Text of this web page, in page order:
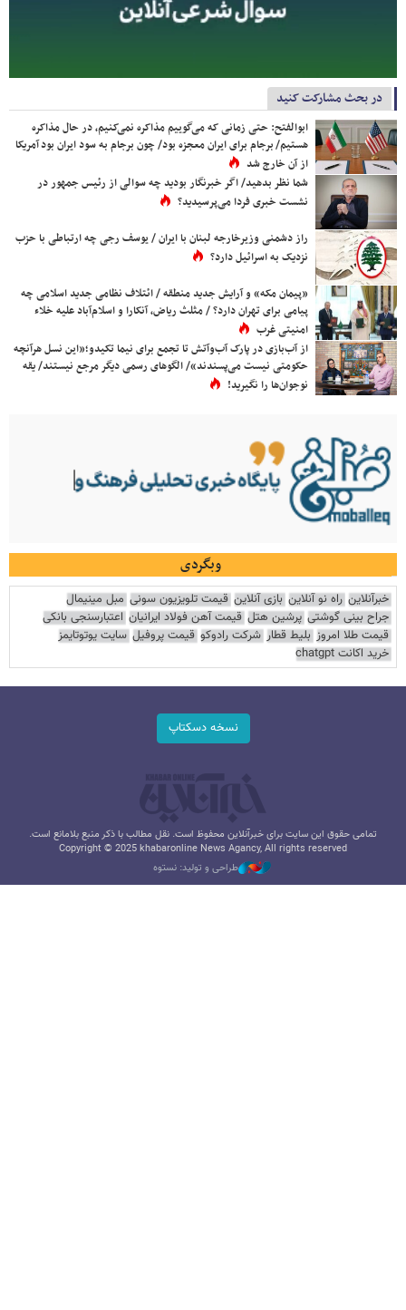
در بحث مشارکت کنید
ابوالفتح: حتی زمانی که می‌گوییم مذاکره نمی‌کنیم، در حال مذاکره
هستیم/ برجام برای ایران معجزه بود/ چون برجام به سود ایران بود آمریکا
از آن خارج شد
شما نظر بدهید/ اگر خبرنگار بودید چه سوالی از رئیس جمهور در
نشست خبری فردا می‌پرسیدید؟
راز دشمنی وزیرخارجه لبنان با ایران / یوسف رجی چه ارتباطی با حزب
نزدیک به اسرائیل دارد؟
«پیمان مکه» و آرایش جدید منطقه / ائتلاف نظامی جدید اسلامی چه
پیامی برای تهران دارد؟ / مثلث ریاض، آنکارا و اسلام‌آباد علیه خلاء
امنیتی غرب
از آب‌بازی در پارک آب‌وآتش تا تجمع برای نیما تکیدو؛«این نسل هرآنچه
حکومتی نیست می‌پسندند»/ الگوهای رسمی دیگر مرجع نیستند/ یقه
نوجوان‌ها را نگیرید!
وبگردی
خبرآنلاین راه نو آنلاین بازی آنلاین قیمت تلویزیون سونی مبل مینیمال
جراح بینی گوشتی پرشین هتل قیمت آهن فولاد ایرانیان اعتبارسنجی بانکی
قیمت طلا امروز بلیط قطار شرکت رادوکو قیمت پروفیل سایت یوتوتایمز
خرید اکانت chatgpt
نسخه دسکتاپ
تمامی حقوق این سایت برای خبرآنلاین محفوظ است. نقل مطالب با ذکر منبع بلامانع است.
Copyright © 2025 khabaronline News Agancy, All rights reserved
طراحی و تولید: نستوه